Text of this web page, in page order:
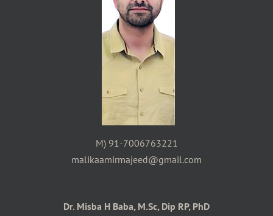
M) 91-7006763221
malikaamirmajeed@gmail.com
Dr. Misba H Baba, M.Sc, Dip RP, PhD